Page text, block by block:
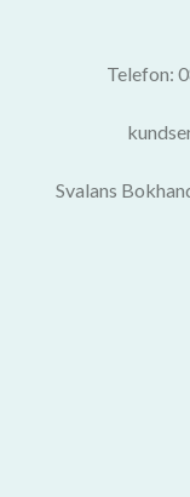
Telefon:
Svalans